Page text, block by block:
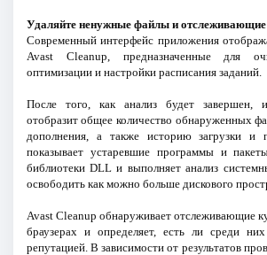
Удаляйте ненужные файлы и
Современный интерфейс приложения
Avast Cleanup, предназначенные для
оптимизации и настройки расписания заданий.
После того, как анализ будет завершен,
отобразит общее количество обнаруженных
дополнения, а также историю загрузки и
показывает устаревшие программы и
библиотеки DLL и выполняет анализ
освободить как можно больше дискового
Avast Cleanup обнаруживает отслеживающие
браузерах и определяет, есть ли среди
репутацией. В зависимости от результатов